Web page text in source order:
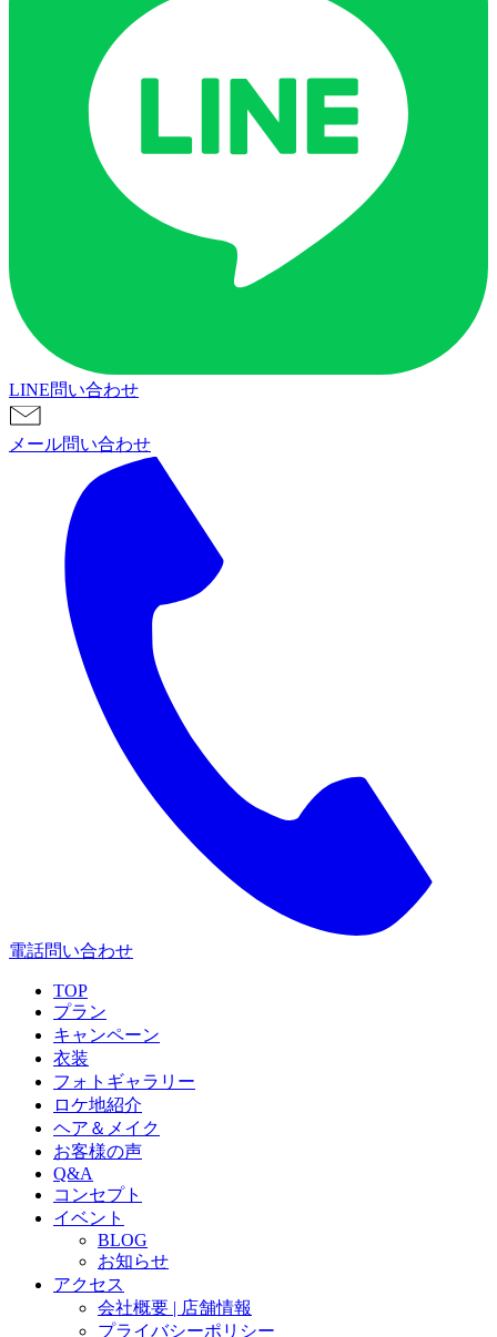
LINE問い合わせ
メール問い合わせ
電話問い合わせ
TOP
プラン
キャンペーン
衣装
フォトギャラリー
ロケ地紹介
ヘア＆メイク
お客様の声
Q&A
コンセプト
イベント
BLOG
お知らせ
アクセス
会社概要 | 店舗情報
プライバシーポリシー